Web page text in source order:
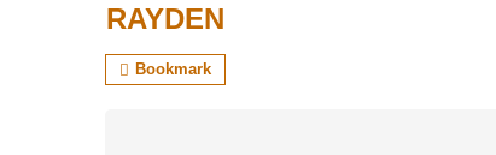
RAYDEN
Bookmark